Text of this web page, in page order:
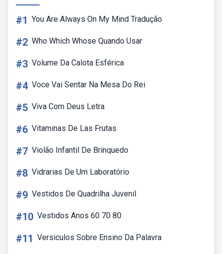
#1 You Are Always On My Mind Tradução
#2 Who Which Whose Quando Usar
#3 Volume Da Calota Esférica
#4 Voce Vai Sentar Na Mesa Do Rei
#5 Viva Com Deus Letra
#6 Vitaminas De Las Frutas
#7 Violão Infantil De Brinquedo
#8 Vidrarias De Um Laboratório
#9 Vestidos De Quadrilha Juvenil
#10 Vestidos Anos 60 70 80
#11 Versiculos Sobre Ensino Da Palavra